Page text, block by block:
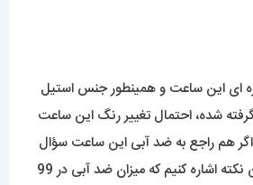
ای این ساعت و همینطور جنس استیل
گرفته شده، احتمال تغییر رنگ این ساعت
هم راجع به ضد آبی این ساعت سؤال
پیش می آید باید به این نکته اشاره کنیم که میزان ضد آبی در 99